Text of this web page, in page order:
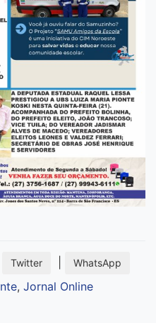
Twitter WhatsApp
, Jornal Online